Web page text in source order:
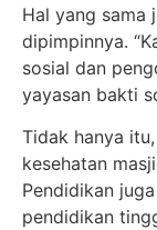
Hal yang sama
dipimpinnya.
sosial dan
yayasan bakti
Tidak hanya
kesehatan
Pendidikan
pendidikan